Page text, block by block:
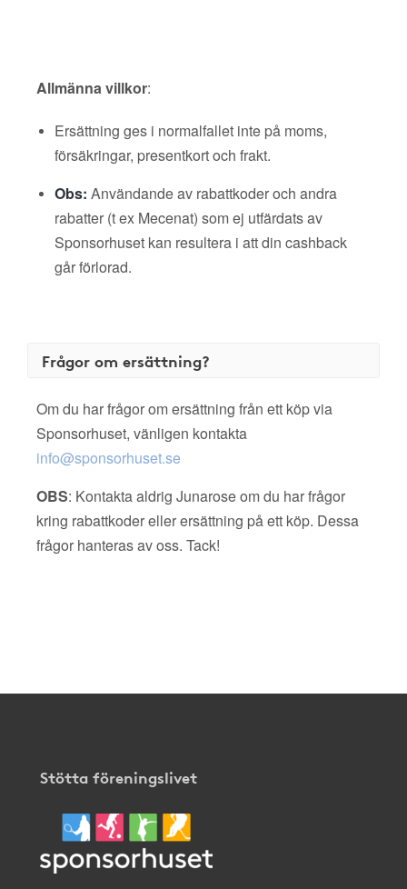
Allmänna villkor:
Ersättning ges i normalfallet inte på moms,
försäkringar, presentkort och frakt.
Obs: Användande av rabattkoder och andra
rabatter (t ex Mecenat) som ej utfärdats av
Sponsorhuset kan resultera i att din cashback
går förlorad.
Frågor om ersättning?
Om du har frågor om ersättning från ett köp via
Sponsorhuset, vänligen kontakta
info@sponsorhuset.se
OBS: Kontakta aldrig Junarose om du har frågor
kring rabattkoder eller ersättning på ett köp. Dessa
frågor hanteras av oss. Tack!
Stötta föreningslivet